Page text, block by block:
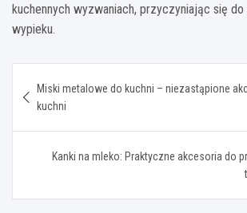
kuchennych wyzwaniach, przyczyniając się
wypieku.
wpisu
Miski metalowe do kuchni – niezastąpione
kuchni
Kanki na mleko: Praktyczne akcesoria do